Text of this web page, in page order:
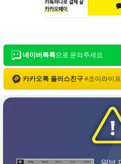
네이버톡톡으로 문의주세요
카카오톡 플러스친구 #조이라이프